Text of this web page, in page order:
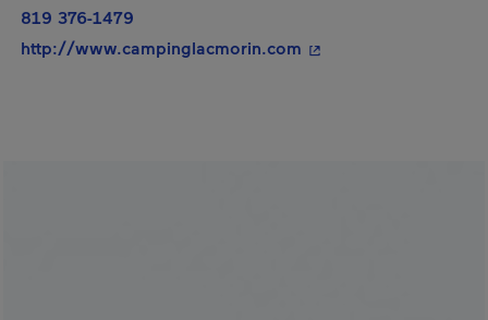
819 376-1479
http://www.campinglacmorin.com - Cet hyperlien